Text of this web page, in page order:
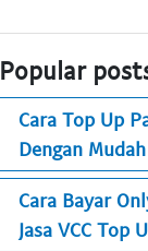
Popular
Cara Top Up
Dengan
Cara Bayar
Jasa VCC Top